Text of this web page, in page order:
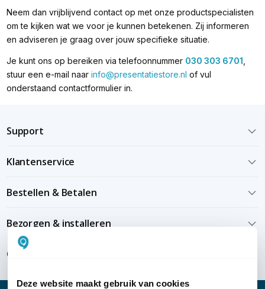
Deze website maakt gebruik van cookies
Neem dan vrijblijvend contact op met onze productspecialisten
om te kijken wat we voor je kunnen betekenen. Zij informeren
en adviseren je graag over jouw specifieke situatie.
Je kunt ons op bereiken via telefoonnummer 030 303 6701
stuur een e-mail naar info@presentatiestore.nl of vul
onderstaand contactformulier in.
Support
Klantenservice
Bestellen & Betalen
Bezorgen & installeren
Over KommaGo